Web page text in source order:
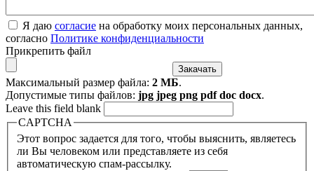
Я даю согласие на обработку моих персональных данных,
согласно Политике конфиденциальности
Прикрепить файл
Максимальный размер файла: 2 МБ.
Допустимые типы файлов: jpg jpeg png pdf doc docx.
Leave this field blank
CAPTCHA
Этот вопрос задается для того, чтобы выяснить, являетесь
ли Вы человеком или представляете из себя
автоматическую спам-рассылку.